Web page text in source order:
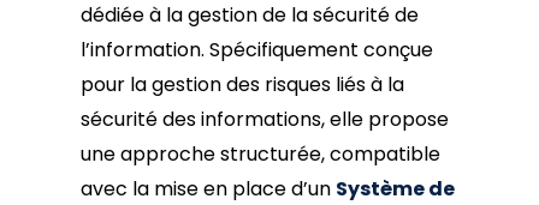
dédiée à la gestion de la sécurité de
l’information. Spécifiquement conçue
pour la gestion des risques liés à la
sécurité des informations, elle propose
une approche structurée, compatible
avec la mise en place d’un Système de